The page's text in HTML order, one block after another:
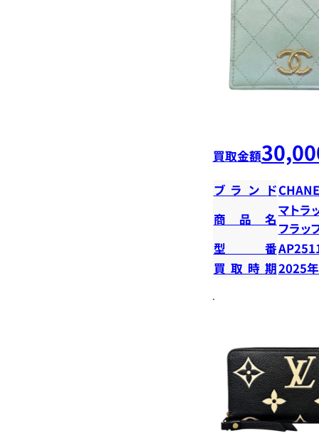
買取金額
ブランド
商品名
マトラ
フラッ
型番
買取時期2025